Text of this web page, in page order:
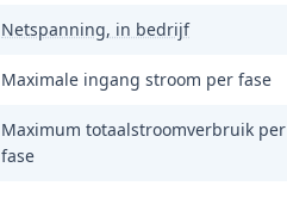
Netspanning, in bedrijf
Maximale ingang stroom per fase
Maximum totaalstroomverbruik per
fase